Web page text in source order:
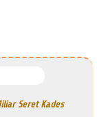
Seret Kades